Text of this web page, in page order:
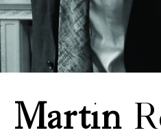
Martin